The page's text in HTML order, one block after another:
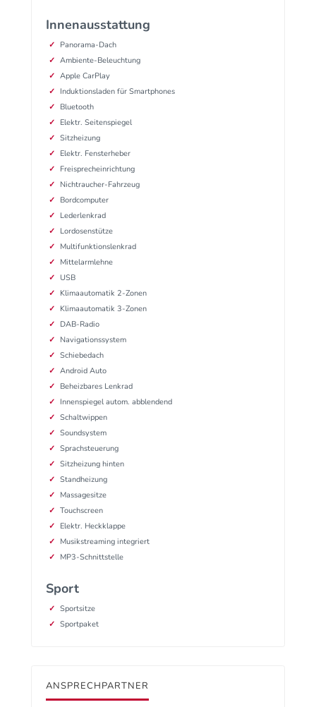
Innenausstattung
Panorama-Dach
Ambiente-Beleuchtung
Apple CarPlay
Induktionsladen für Smartphones
Bluetooth
Elektr. Seitenspiegel
Sitzheizung
Elektr. Fensterheber
Freisprecheinrichtung
Nichtraucher-Fahrzeug
Bordcomputer
Lederlenkrad
Lordosenstütze
Multifunktionslenkrad
Mittelarmlehne
USB
Klimaautomatik 2-Zonen
Klimaautomatik 3-Zonen
DAB-Radio
Navigationssystem
Schiebedach
Android Auto
Beheizbares Lenkrad
Innenspiegel autom. abblendend
Schaltwippen
Soundsystem
Sprachsteuerung
Sitzheizung hinten
Standheizung
Massagesitze
Touchscreen
Elektr. Heckklappe
Musikstreaming integriert
MP3-Schnittstelle
Sport
Sportsitze
Sportpaket
ANSPRECHPARTNER